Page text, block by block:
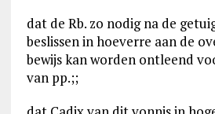
dat de Rb. zo nodig na de
beslissen in hoeverre aan de
bewijs kan worden ontleend
van pp.;;